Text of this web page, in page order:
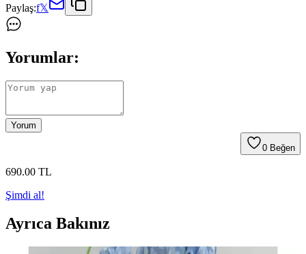
Paylaş:f𝕏
Yorumlar:
Yorum
0 Beğen
690.00 TL
Şimdi al!
Ayrıca Bakınız